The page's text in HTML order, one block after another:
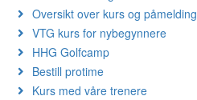
Oversikt over kurs og påmelding
VTG kurs for nybegynnere
HHG Golfcamp
Bestill protime
Kurs med våre trenere